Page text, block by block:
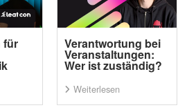
für Verantwortung bei
Veranstaltungen:
Wer ist zuständig?
Weiterlesen